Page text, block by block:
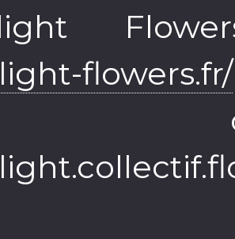
flowers.fr/